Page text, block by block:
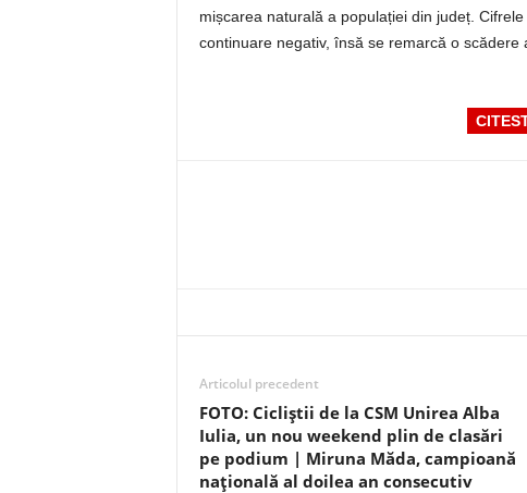
mișcarea naturală a populației din județ.
continuare negativ, însă se remarcă o scădere
Articolul precedent
FOTO: Cicliștii de la CSM Unirea Alba
Iulia, un nou weekend plin de clasări
pe podium | Miruna Măda, campioană
națională al doilea an consecutiv